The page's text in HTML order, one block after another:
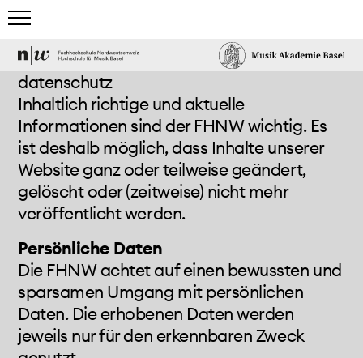
home
studium
team & gäste
events & news
elektronisches studio
projects & more
mediathek
datenschutz
Inhaltlich richtige und aktuelle
Informationen sind der FHNW wichtig. Es
ist deshalb möglich, dass Inhalte unserer
Website ganz oder teilweise geändert,
gelöscht oder (zeitweise) nicht mehr
veröffentlicht werden.
Persönliche Daten
Die FHNW achtet auf einen bewussten und
sparsamen Umgang mit persönlichen
Daten. Die erhobenen Daten werden
jeweils nur für den erkennbaren Zweck